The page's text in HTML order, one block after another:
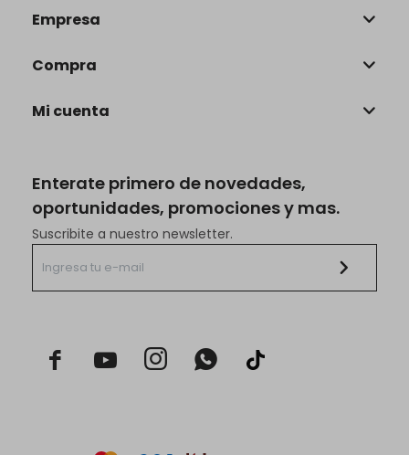
Enterate primero de novedades,
oportunidades, promociones y mas.
Suscribite a nuestro newsletter.
  
Empresa
Compra
Mi cuenta